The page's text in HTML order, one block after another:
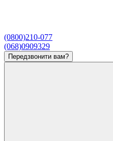
(0800)210-077
(068)0909329
Передзвонити вам?